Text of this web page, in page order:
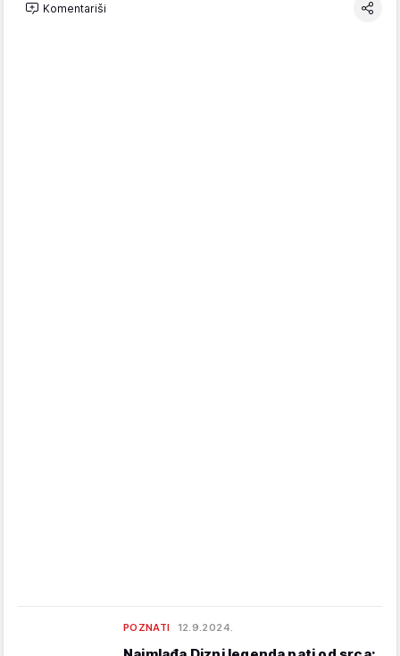
Komentariši
POZNATI 12.9.2024.